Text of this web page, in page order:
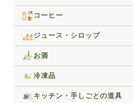
コーヒー
ジュース・シロップ
お酒
冷凍品
キッチン・手しごとの道具